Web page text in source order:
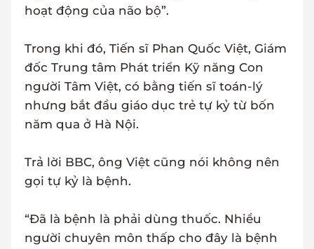
hoạt động của não bộ”.
Trong khi đó, Tiến sĩ Phan Quốc Việt, Giám
đốc Trung tâm Phát triển Kỹ năng Con
người Tâm Việt, có bằng tiến sĩ toán-lý
nhưng bắt đầu giáo dục trẻ tự kỷ từ bốn
năm qua ở Hà Nội.
Trả lời BBC, ông Việt cũng nói không nên
gọi tự kỷ là bệnh.
“Đã là bệnh là phải dùng thuốc. Nhiều
người chuyên môn thấp cho đây là bệnh